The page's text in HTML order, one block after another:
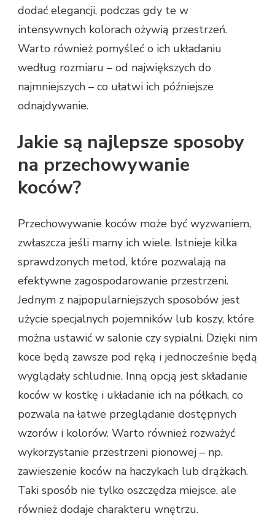
dodać elegancji, podczas gdy te w
intensywnych kolorach ożywią przestrzeń.
Warto również pomyśleć o ich układaniu
według rozmiaru – od największych do
najmniejszych – co ułatwi ich późniejsze
odnajdywanie.
Jakie są najlepsze sposoby
na przechowywanie
koców?
Przechowywanie koców może być wyzwaniem,
zwłaszcza jeśli mamy ich wiele. Istnieje kilka
sprawdzonych metod, które pozwalają na
efektywne zagospodarowanie przestrzeni.
Jednym z najpopularniejszych sposobów jest
użycie specjalnych pojemników lub koszy, które
można ustawić w salonie czy sypialni. Dzięki nim
koce będą zawsze pod ręką i jednocześnie będą
wyglądały schludnie. Inną opcją jest składanie
koców w kostkę i układanie ich na półkach, co
pozwala na łatwe przeglądanie dostępnych
wzorów i kolorów. Warto również rozważyć
wykorzystanie przestrzeni pionowej – np.
zawieszenie koców na haczykach lub drążkach.
Taki sposób nie tylko oszczędza miejsce, ale
również dodaje charakteru wnętrzu.